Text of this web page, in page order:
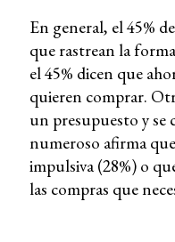
En general, el 45%
que rastrean la
el 45% dicen que
quieren comprar.
un presupuesto y se
numeroso afirma
impulsiva (28%) o
las compras que